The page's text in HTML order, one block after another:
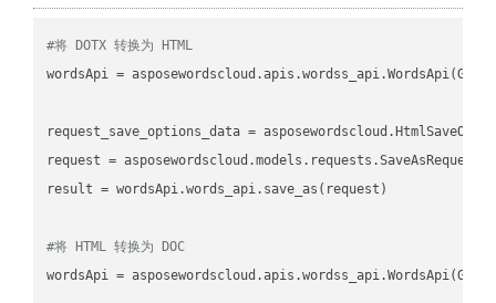
#将 DOTX 转换为 HTML
wordsApi =
request_save_options_data =
request
result = wordsApi.words_api.save_as(request)
#将 HTML 转换为 DOC
wordsApi =